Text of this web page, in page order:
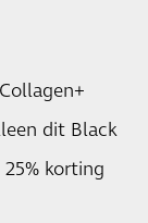
dit Black
korting